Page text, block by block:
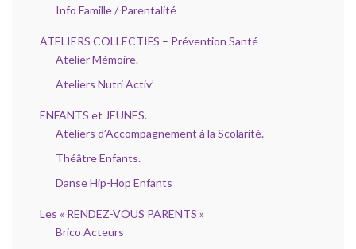
Info Famille / Parentalité
ATELIERS COLLECTIFS – Prévention Santé
Atelier Mémoire.
Ateliers Nutri Activ’
ENFANTS et JEUNES.
Ateliers d’Accompagnement à la Scolarité.
Théâtre Enfants.
Danse Hip-Hop Enfants
Les « RENDEZ-VOUS PARENTS »
Brico Acteurs